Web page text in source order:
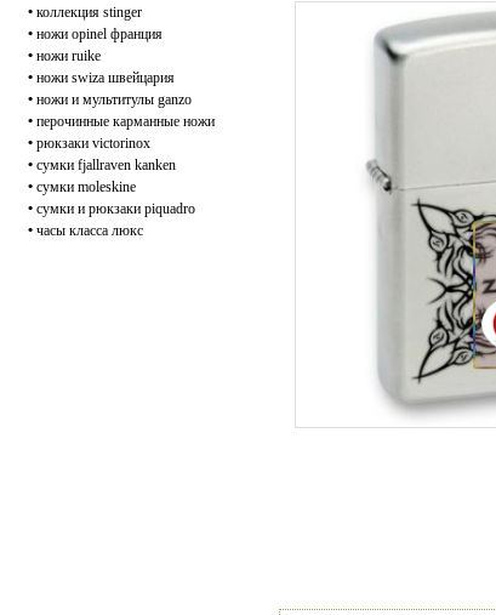
• коллекция stinger
• ножи opinel франция
• ножи ruike
• ножи swiza швейцария
• ножи и мультитулы ganzo
• перочинные карманные ножи
• рюкзаки victorinox
• сумки fjallraven kanken
• сумки moleskine
• сумки и рюкзаки piquadro
• часы класса люкс